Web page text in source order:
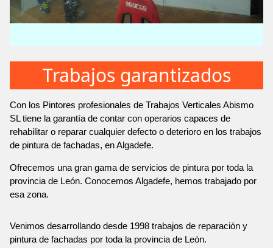
Trabajos garantizados
Con los Pintores profesionales de Trabajos Verticales Abismo
SL tiene la garantía de contar con operarios capaces de
rehabilitar o reparar cualquier defecto o deterioro en los trabajos
de pintura de fachadas, en Algadefe.
Ofrecemos una gran gama de servicios de pintura por toda la
provincia de León. Conocemos Algadefe, hemos trabajado por
esa zona.
Venimos desarrollando desde 1998 trabajos de reparación y
pintura de fachadas por toda la provincia de León.